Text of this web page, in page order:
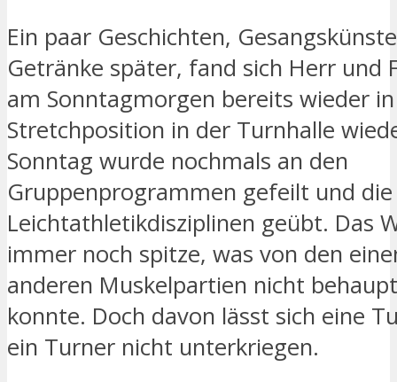
Ein paar Geschichten,
Getränke später, fand sich Herr und
am Sonntagmorgen bereits wieder in
Stretchposition in der Turnhalle
Sonntag wurde nochmals an den
Gruppenprogrammen gefeilt und die
Leichtathletikdisziplinen geübt. Das
immer noch spitze, was von den
anderen Muskelpartien nicht
konnte. Doch davon lässt sich eine
ein Turner nicht unterkriegen.